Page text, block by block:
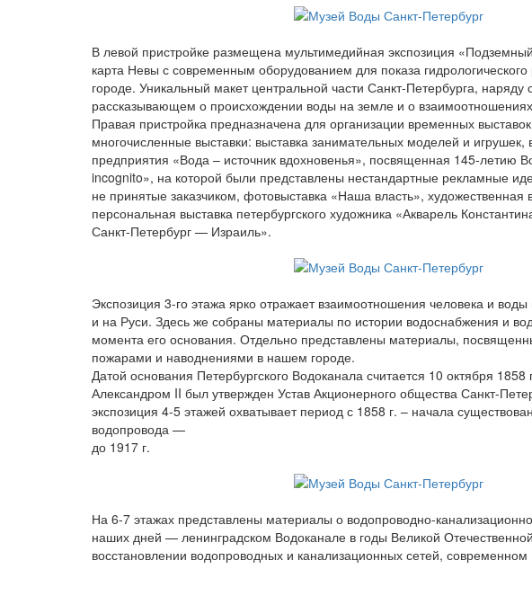
В левой пристройке размещена мультимедийная экспозиция
карта Невы с современным оборудованием для показа
городе. Уникальный макет центральной части Санкт-Петербурга, наряду
рассказывающем о происхождении воды на земле и о
Правая пристройка предназначена для организации временных
многочисленные выставки: выставка занимательных моделей и игрушек,
предприятия «Вода – источник вдохновенья», посвященная 145-летию
incognito», на которой были представлены нестандартные рекламные
не принятые заказчиком, фотовыставка «Наша власть», художественная
персональная выставка петербургского художника «Акварель
Санкт-Петербург — Израиль».
Экспозиция 3-го этажа ярко отражает взаимоотношения человека и
и на Руси. Здесь же собраны материалы по истории водоснабжения и
момента его основания. Отдельно представлены материалы,
пожарами и наводнениями в нашем городе.
Датой основания Петербургского Водоканала считается 10 октября
Александром II был утвержден Устав Акционерного общества Санкт-
экспозиция 4-5 этажей охватывает период с 1858 г. – начала
водопровода —
до 1917 г.
На 6-7 этажах представлены материалы о водопроводно-
наших дней — ленинградском Водоканале в годы Великой
восстановлении водопроводных и канализационных сетей,